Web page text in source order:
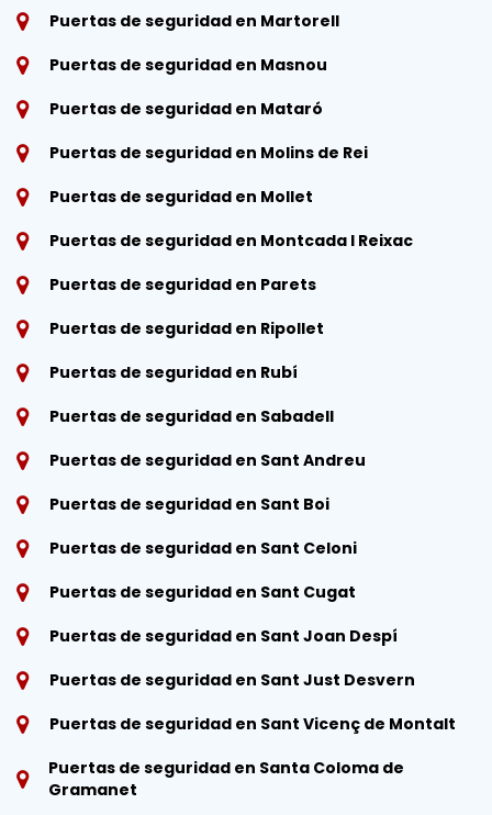
Puertas de seguridad en Martorell
Puertas de seguridad en Masnou
Puertas de seguridad en Mataró
Puertas de seguridad en Molins de Rei
Puertas de seguridad en Mollet
Puertas de seguridad en Montcada I Reixac
Puertas de seguridad en Parets
Puertas de seguridad en Ripollet
Puertas de seguridad en Rubí
Puertas de seguridad en Sabadell
Puertas de seguridad en Sant Andreu
Puertas de seguridad en Sant Boi
Puertas de seguridad en Sant Celoni
Puertas de seguridad en Sant Cugat
Puertas de seguridad en Sant Joan Despí
Puertas de seguridad en Sant Just Desvern
Puertas de seguridad en Sant Vicenç de Montalt
Puertas de seguridad en Santa Coloma de
Gramanet